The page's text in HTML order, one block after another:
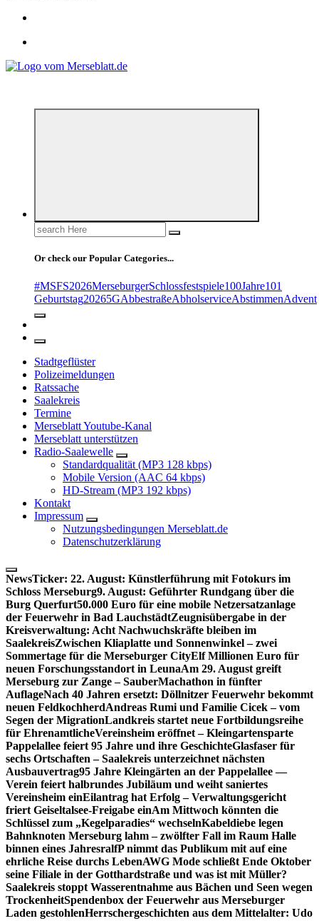
Search
for:
Or check our Popular Categories...
#MSFS2026MerseburgerSchlossfestspiele100Jahre101
Geburtstag20265GAbbestraßeAbholserviceAbstimmenAdvent
Stadtgeflüster
Polizeimeldungen
Ratssache
Saalekreis
Termine
Merseblatt Youtube-Kanal
Merseblatt unterstützen
Radio-Saalewelle
Standardqualität (MP3 128 kbps)
Mobile Version (AAC 64 kbps)
HD-Stream (MP3 192 kbps)
Kontakt
Impressum
Nutzungsbedingungen Merseblatt.de
Datenschutzerklärung
NewsTicker: 22. August: Künstlerführung mit Fotokurs im
Schloss Merseburg9. August: Geführter Rundgang über die
Burg Querfurt50.000 Euro für eine mobile Netzersatzanlage
der Feuerwehr in Bad LauchstädtZeugnisübergabe in der
Kreisverwaltung: Acht Nachwuchskräfte bleiben im
SaalekreisZwischen Kliaplatte und Sonnenwinkel – zwei
Sommertage für die Merseburger CityElf Millionen Euro für
neuen Forschungsstandort in LeunaAm 29. August greift
Merseburg zur Zange – SauberMachathon in fünfter
AuflageNach 40 Jahren ersetzt: Döllnitzer Feuerwehr bekommt
neuen FeldkochherdAndreas Rumi und Familie Cicek – vom
Segen der MigrationLandkreis startet neue Fortbildungsreihe
für EhrenamtlicheVereinsheim eröffnet – Kleingartensparte
Pappelallee feiert 95 Jahre und ihre GeschichteGlasfaser für
sechs Ortschaften – Saalekreis unterzeichnet nächsten
Ausbauvertrag95 Jahre Kleingärten an der Pappelallee —
Verein feiert halbrundes Jubiläum und weiht saniertes
Vereinsheim einEilantrag hat Erfolg – Verwaltungsgericht
friert Geiseltalsee-Freigabe einAm Mittwoch könnten die
Schlüssel zum „Kegelparadies“ wechselnKabeldiebe legen
Bahnknoten Merseburg lahm – zwölfter Fall im Raum Halle
binnen eines JahresralfP nimmt das Publikum mit auf eine
ehrliche Reise durchs LebenAWG Mode schließt Ende Oktober
seine Filiale in der Gotthardstraße und was ist mit Müller?
Saalekreis stoppt Wasserentnahme aus Bächen und Seen wegen
TrockenheitSpendenbox der Feuerwehr aus Merseburger
Laden gestohlenHerrschergeschichten aus dem Mittelalter: Udo